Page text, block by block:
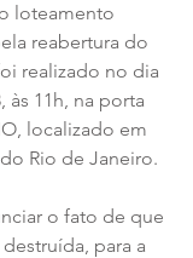
loteamento
reabertura do
realizado no dia
às 11h, na porta
localizado em
Rio de Janeiro.
o fato de que
para a